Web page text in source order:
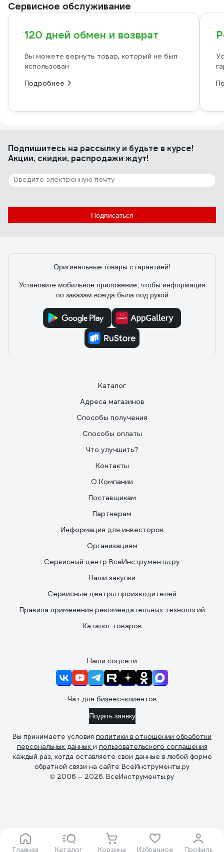
Главная Каталог Корзина Избранное Профиль
Сервисное обслуживание
120 дней обмен и возврат
Вы можете вернуть товар, который не был
использован
Подробнее
Подпишитесь на рассылкуи будьте в курсе!
Акции, скидки, распродажи ждут!
Подписаться
Оригинальные товары с гарантией!
Установите мобильное приложение, чтобы информация
по заказам всегда была под рукой
Каталог
Адреса магазинов
Способы получения
Способы оплаты
Что улучшить?
Контакты
О Компании
Поставщикам
Партнерам
Информация для инвесторов
Организациям
Сервисный центр ВсеИнструменты.ру
Наши закупки
Сервисные центры производителей
Правила применения рекомендательных технологий
Каталог товаров
Наши соцсети
Чат для бизнес-клиентов
Подать заявку
Вы принимаете условия политики в отношении обработки
персональных данных и пользовательского соглашения
каждый раз, когда оставляете свои данные в любой форме
обратной связи на сайте ВсеИнструменты.ру
© 2006 — 2026. ВсеИнструменты.ру